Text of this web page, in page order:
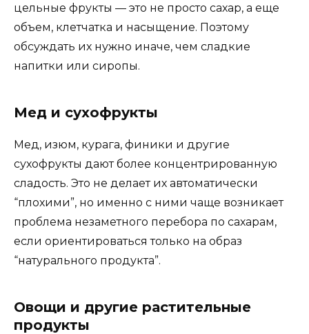
цельные фрукты — это не просто сахар, а еще
объем, клетчатка и насыщение. Поэтому
обсуждать их нужно иначе, чем сладкие
напитки или сиропы.
Мед и сухофрукты
Мед, изюм, курага, финики и другие
сухофрукты дают более концентрированную
сладость. Это не делает их автоматически
“плохими”, но именно с ними чаще возникает
проблема незаметного перебора по сахарам,
если ориентироваться только на образ
“натурального продукта”.
Овощи и другие растительные
продукты